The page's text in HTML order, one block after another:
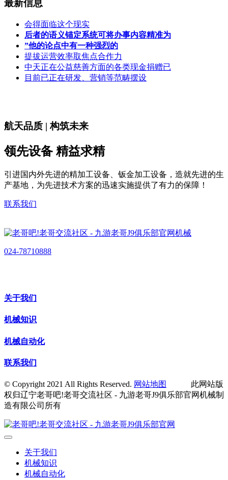
最新信息
会得面临这个现实
后者的语义锚定系统可将办事内容精准为
”他的论点中有一种强烈的
提拔运营效率取焦点合作力
中天正在公益慈善方面的各类现金捐赠已
目前已正在研发、营销等范畴摆设
航天品质 | 构筑未来
领先设备 精益求精
引进国内外先进的精加工设备、钣金加工设备，造就先进的生
产基地，为先进技术方案的迅速实施提供了有力的保障！
联系我们
024-78710888
关于我们
机械知识
机械自动化
联系我们
© Copyright 2021 All Rights Reserved. 网站地图
此网站版
权归辽宁老哥吧!老哥交流社区 - 九游老哥J9俱乐部官网机械制
造有限公司所有
关于我们
机械知识
机械自动化